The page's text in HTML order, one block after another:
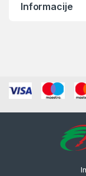
Informacije